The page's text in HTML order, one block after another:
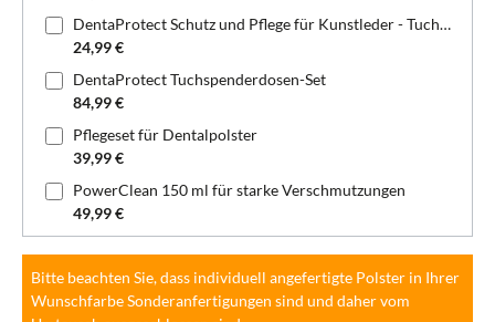
DentaProtect Schutz und Pflege für Kunstleder - Tuchspenderdose
24,99 €
DentaProtect Tuchspenderdosen-Set
84,99 €
Pflegeset für Dentalpolster
39,99 €
PowerClean 150 ml für starke Verschmutzungen
49,99 €
Bitte beachten Sie, dass individuell angefertigte Polster in Ihrer
Wunschfarbe Sonderanfertigungen sind und daher vom